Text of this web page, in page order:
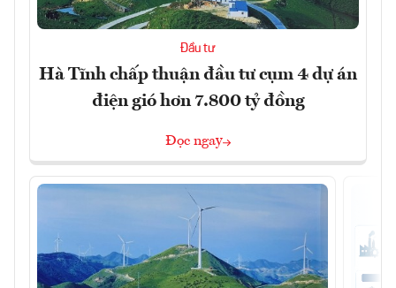
Đầu tư
Hà Tĩnh chấp thuận đầu tư cụm 4 dự án
điện gió hơn 7.800 tỷ đồng
Đọc ngay